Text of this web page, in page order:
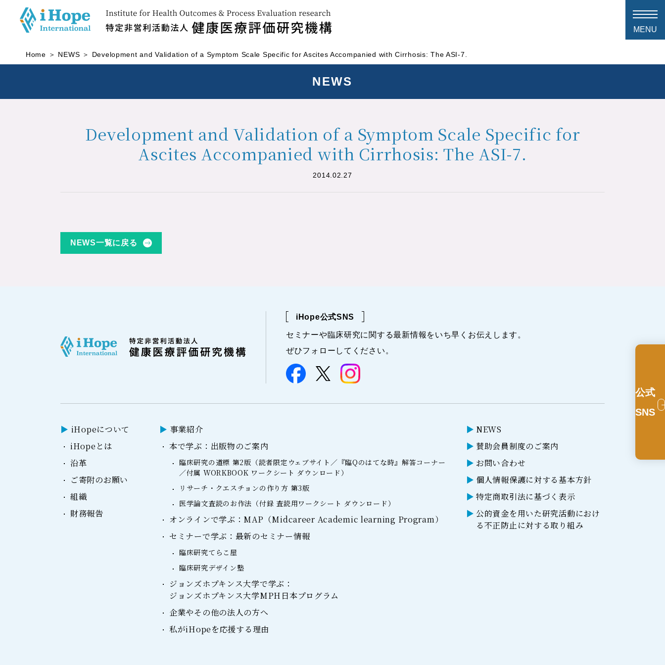
Home NEWS Development and Validation of a Symptom Scale Specific for Ascites Accompanied with Cirrhosis: The ASI-7.
NEWS
Development and Validation of a Symptom Scale Specific for
Ascites Accompanied with Cirrhosis: The ASI-7.
2014.02.27
NEWS一覧に戻る
iHope公式SNS
セミナーや臨床研究に関する最新情報をいち早くお伝えします。
ぜひフォローしてください。
iHopeについて
iHopeとは
沿革
ご寄附のお願い
組織
財務報告
事業紹介
本で学ぶ：出版物のご案内
臨床研究の道標 第2版（読者限定ウェブサイト／『臨Qのはてな時』解答コーナー
／付属 WORKBOOK ワークシート ダウンロード）
リサーチ・クエスチョンの作り方 第3版
医学論文査読のお作法（付録 査読用ワークシート ダウンロード）
オンラインで学ぶ：MAP（Midcareer Academic learning Program）
セミナーで学ぶ：最新のセミナー情報
臨床研究てらこ屋
臨床研究デザイン塾
ジョンズホプキンス大学で学ぶ：
ジョンズホプキンス大学MPH日本プログラム
企業やその他の法人の方へ
私がiHopeを応援する理由
NEWS
賛助会員制度のご案内
お問い合わせ
個人情報保護に対する基本方針
特定商取引法に基づく表示
公的資金を用いた研究活動におけ
る不正防止に対する取り組み
公式
SNS